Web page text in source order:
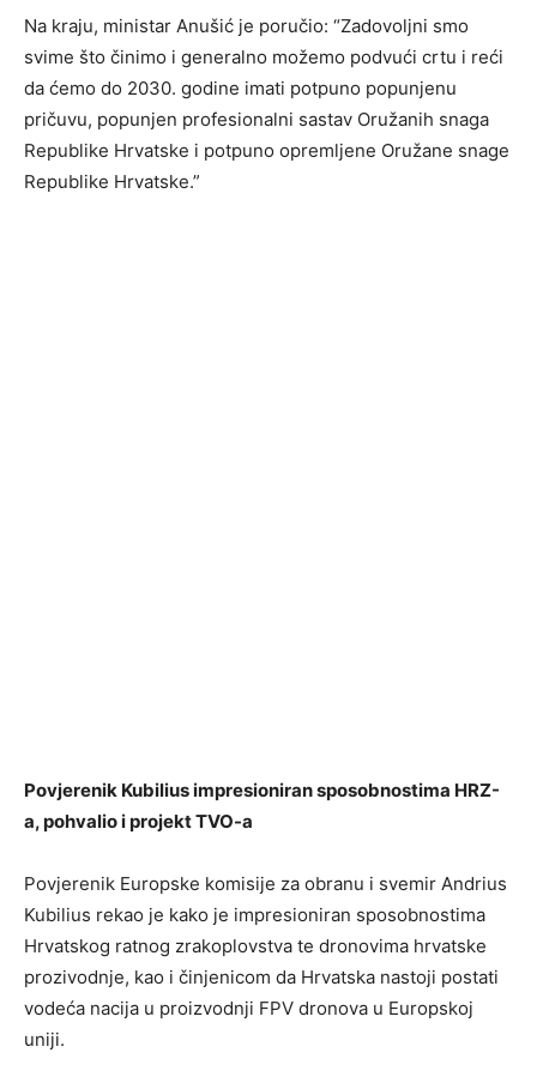
Na kraju, ministar Anušić je poručio: “Zadovoljni smo
svime što činimo i generalno možemo podvući crtu i reći
da ćemo do 2030. godine imati potpuno popunjenu
pričuvu, popunjen profesionalni sastav Oružanih snaga
Republike Hrvatske i potpuno opremljene Oružane snage
Republike Hrvatske.”
Povjerenik Kubilius impresioniran sposobnostima HRZ-
a, pohvalio i projekt TVO-a
Povjerenik Europske komisije za obranu i svemir Andrius
Kubilius rekao je kako je impresioniran sposobnostima
Hrvatskog ratnog zrakoplovstva te dronovima hrvatske
prozivodnje, kao i činjenicom da Hrvatska nastoji postati
vodeća nacija u proizvodnji FPV dronova u Europskoj
uniji.